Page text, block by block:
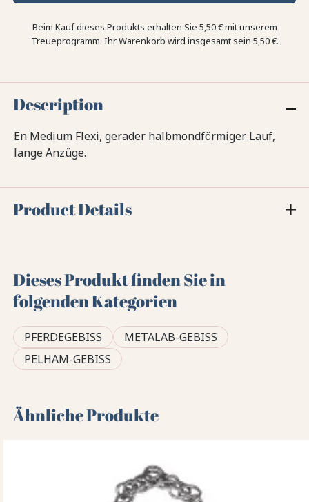
Beim Kauf dieses Produkts erhalten Sie 5,50 €mit unserem
Treueprogramm. Ihr Warenkorb wird insgesamt sein 5,50 €.
Description
En Medium Flexi, gerader halbmondförmiger Lauf,
lange Anzüge.
Product Details
Dieses Produkt finden Sie in
folgenden Kategorien
PFERDEGEBISS
METALAB-GEBISS
PELHAM-GEBISS
Ähnliche Produkte